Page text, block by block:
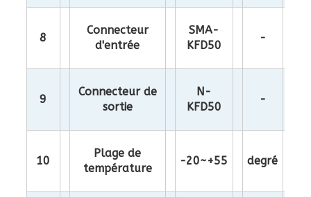
8
Connecteur
d'entrée
SMA-
KFD50
-
9
Connecteur de
sortie
N-
KFD50
-
10
Plage de
température
-20~+55 degré